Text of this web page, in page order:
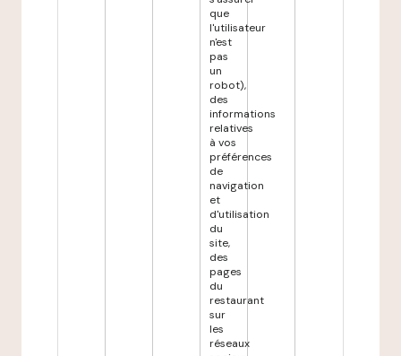
que
l'utilisateur
n'est
pas
un
robot),
des
informations
relatives
à vos
préférences
de
navigation
et
d'utilisation
du
site,
des
pages
du
restaurant
sur
les
réseaux